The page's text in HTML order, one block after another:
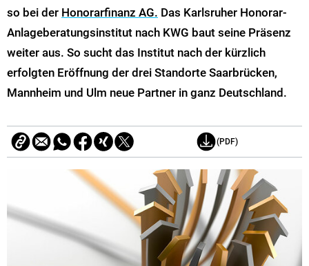
so bei der Honorarfinanz AG. Das Karlsruher Honorar-
Anlageberatungsinstitut nach KWG baut seine Präsenz
weiter aus. So sucht das Institut nach der kürzlich
erfolgten Eröffnung der drei Standorte Saarbrücken,
Mannheim und Ulm neue Partner in ganz Deutschland.
(PDF)